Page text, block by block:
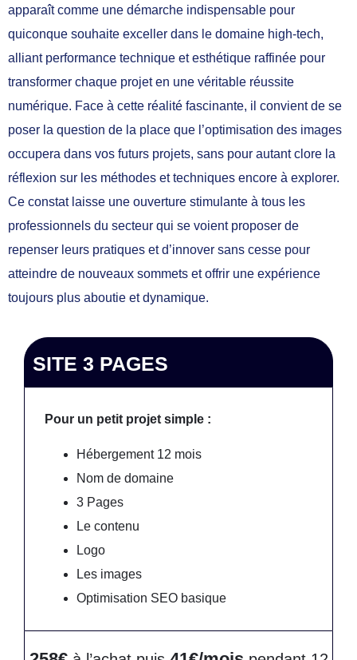
apparaît comme une démarche indispensable pour
quiconque souhaite exceller dans le domaine high-tech,
alliant performance technique et esthétique raffinée pour
transformer chaque projet en une véritable réussite
numérique. Face à cette réalité fascinante, il convient de se
poser la question de la place que l’optimisation des images
occupera dans vos futurs projets, sans pour autant clore la
réflexion sur les méthodes et techniques encore à explorer.
Ce constat laisse une ouverture stimulante à tous les
professionnels du secteur qui se voient proposer de
repenser leurs pratiques et d’innover sans cesse pour
atteindre de nouveaux sommets et offrir une expérience
toujours plus aboutie et dynamique.
SITE 3 PAGES
Pour un petit projet simple :
Hébergement 12 mois
Nom de domaine
3 Pages
Le contenu
Logo
Les images
Optimisation SEO basique